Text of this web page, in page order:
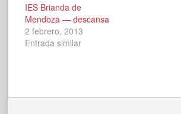
IES Brianda de
Mendoza — descansa
2 febrero, 2013
Entrada similar